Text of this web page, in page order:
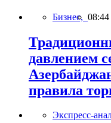
Бизнес, 08:44
давлением
правила
Экспресс-